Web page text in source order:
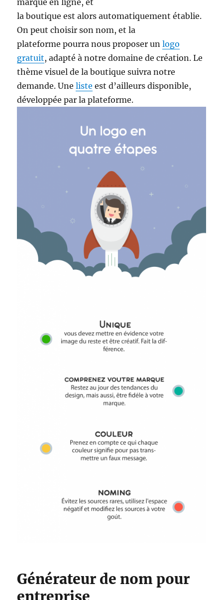
la boutique est alors automatiquement établie.
On peut choisir son nom, et la
plateforme pourra nous proposer unlogo
gratuit, adapté à notre domaine de création. Le
thème visuel de la boutique suivra notre
demande. Uneliste est d’ailleurs disponible,
développée par la plateforme.
Générateur de nom pour